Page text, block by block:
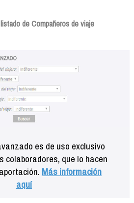
de Compañeros de viaje
es de uso exclusivo
colaboradores, que lo hacen
Más información
aquí